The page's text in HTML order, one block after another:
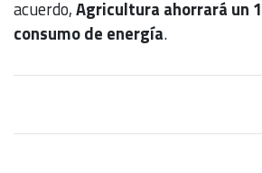
acuerdo,Agricultura ahorrará un
consumo de energía.